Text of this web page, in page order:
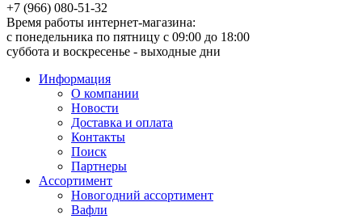
+7 (966) 080-51-32
Время работы интернет-магазина:
с понедельника по пятницу с 09:00 до 18:00
суббота и воскресенье - выходные дни
Информация
О компании
Новости
Доставка и оплата
Контакты
Поиск
Партнеры
Ассортимент
Новогодний ассортимент
Вафли